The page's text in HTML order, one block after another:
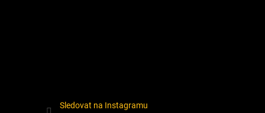
Sledovat na Instagramu